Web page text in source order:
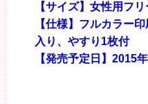
【サイズ】女性用フ
【仕様】フルカラー
入り、やすり1枚付
【発売予定日】2015